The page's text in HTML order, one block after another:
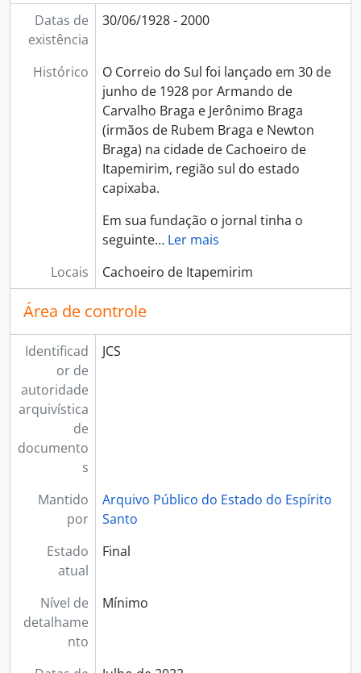
Datas de
existência
30/06/1928 - 2000
Histórico
O Correio do Sul foi lançado em 30 de
junho de 1928 por Armando de
Carvalho Braga e Jerônimo Braga
(irmãos de Rubem Braga e Newton
Braga) na cidade de Cachoeiro de
Itapemirim, região sul do estado
capixaba.
Em sua fundação o jornal tinha o
seguinte… Ler mais
Locais
Cachoeiro de Itapemirim
Área de controle
Identificad
or de
autoridade
arquivística
de
documento
s
JCS
Mantido
por
Arquivo Público do Estado do Espírito
Santo
Estado
atual
Final
Nível de
detalhame
nto
Mínimo